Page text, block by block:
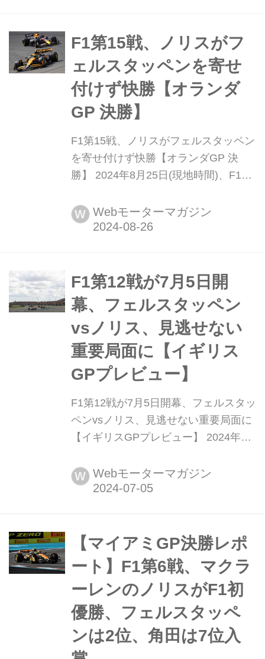
スタッペン、3位にはマクラーレンの
オスカー・ピアストリが入った。8番
グリッドからスター...
F1第15戦、ノリスがフ
ェルスタッペンを寄せ
付けず快勝【オランダ
GP 決勝】
F1第15戦、ノリスがフェルスタッペン
を寄せ付けず快勝【オランダGP 決
勝】 2024年8月25日(現地時間)、F1世
フォールト・サーキットで開催され、
マクラレーンのランド・ノリスが優
ル・ルクレールが3位に入った。11番
手グリッドからスタートしたRBの角...
W Webモーターマガジン
F1第12戦が7月5日開
幕、フェルスタッペン
vsノリス、見逃せない
重要局面に【イギリス
GPプレビュー】
F1第12戦が7月5日開幕、フェルスタッ
ペンvsノリス、見逃せない重要局面に
【イギリスGPプレビュー】 2024年7
GPがノーザンプトンシャーのシルバ
ーストン・サーキットで開幕する。マ
われる「真夏の決戦」はどういう結果
になるのだろうか。なお、イギリス
GPは通常のレースフォー...
W Webモーターマガジン
【マイアミGP決勝レポ
ート】F1第6戦、マクラ
ーレンのノリスがF1初
優勝、フェルスタッペ
ンは2位、角田は7位入